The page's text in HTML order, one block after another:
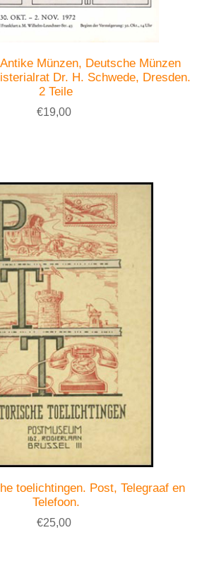
Münzen, Deutsche Münzen
Dr. H. Schwede, Dresden.
2 Teile
€19,00
toelichtingen. Post, Telegraaf en
Telefoon.
€25,00